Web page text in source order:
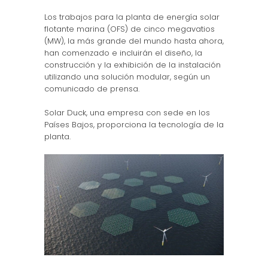
Los trabajos para la planta de energía solar
flotante marina (OFS) de cinco megavatios
(MW), la más grande del mundo hasta ahora,
han comenzado e incluirán el diseño, la
construcción y la exhibición de la instalación
utilizando una solución modular, según un
comunicado de prensa.
Solar Duck, una empresa con sede en los
Países Bajos, proporciona la tecnología de la
planta.